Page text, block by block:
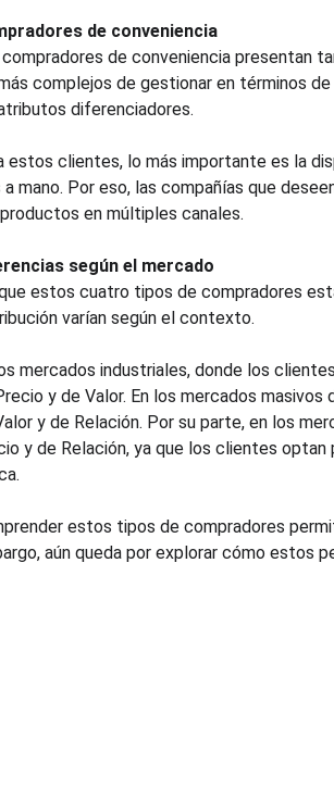
de conveniencia
de conveniencia presentan
complejos de gestionar en términos
diferenciadores.
estos clientes, lo más importante es la
a mano. Por eso, las compañías que
en múltiples canales.
según el mercado
estos cuatro tipos de compradores
varían según el contexto.
mercados industriales, donde los
y de Valor. En los mercados
y de Relación. Por su parte, en los
y de Relación, ya que los clientes
estos tipos de compradores
aún queda por explorar cómo estos